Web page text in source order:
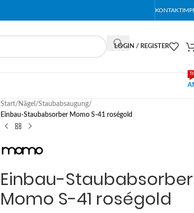
KONTAKT
LOGIN / REGISTER
Start/ Nägel /Staubabsaugung/
Einbau-Staubabsorber Momo S-41 roségold
Einbau-Staubabsorber
Momo S-41 roségold